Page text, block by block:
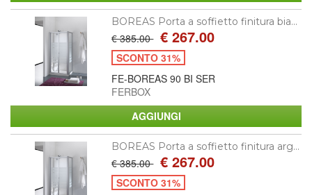
BOREAS Porta a soffietto finitura bia...
€ 385.00 € 267.00
SCONTO 31%
FE-BOREAS 90 BI SER
FERBOX
BOREAS Porta a soffietto finitura arg...
€ 385.00 € 267.00
SCONTO 31%